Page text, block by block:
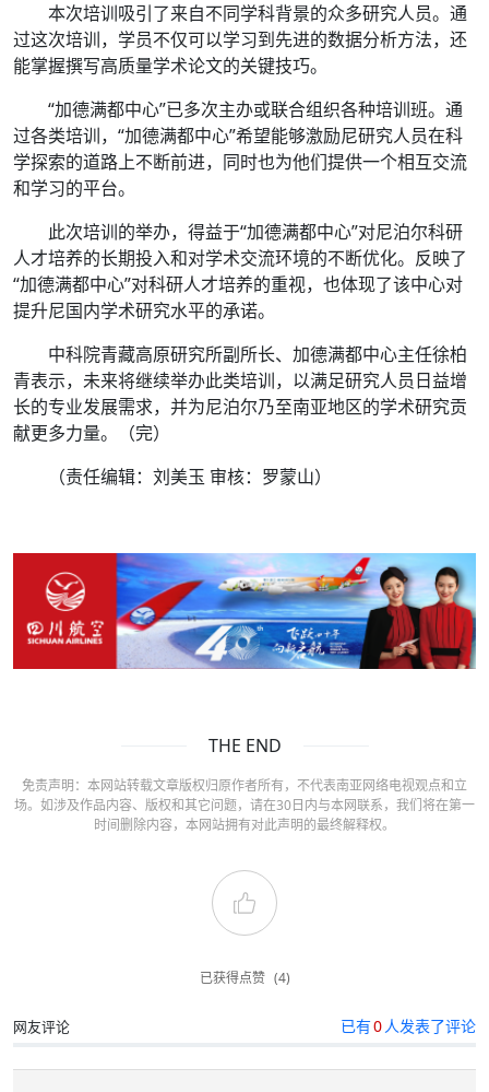
本次培训吸引了来自不同学科背景的众多研究人员。通
过这次培训，学员不仅可以学习到先进的数据分析方法，还
能掌握撰写高质量学术论文的关键技巧。
“加德满都中心”已多次主办或联合组织各种培训班。通
过各类培训，“加德满都中心”希望能够激励尼研究人员在科
学探索的道路上不断前进，同时也为他们提供一个相互交流
和学习的平台。
此次培训的举办，得益于“加德满都中心”对尼泊尔科研
人才培养的长期投入和对学术交流环境的不断优化。反映了
“加德满都中心”对科研人才培养的重视，也体现了该中心对
提升尼国内学术研究水平的承诺。
中科院青藏高原研究所副所长、加德满都中心主任徐柏
青表示，未来将继续举办此类培训，以满足研究人员日益增
长的专业发展需求，并为尼泊尔乃至南亚地区的学术研究贡
献更多力量。（完）
（责任编辑：刘美玉 审核：罗蒙山）
THE END
免责声明：本网站转载文章版权归原作者所有，不代表南亚网络电视观点和立
场。如涉及作品内容、版权和其它问题，请在30日内与本网联系，我们将在第一
时间删除内容，本网站拥有对此声明的最终解释权。
已获得点赞 (4)
网友评论 已有0人发表了评论